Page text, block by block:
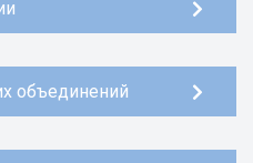
объединений